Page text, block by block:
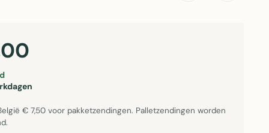
€ 7,50 voor pakketzendingen. Palletzendingen worden